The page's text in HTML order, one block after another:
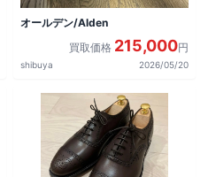
オールデン/Alden
買取価格 215,000円
shibuya 2026/05/20